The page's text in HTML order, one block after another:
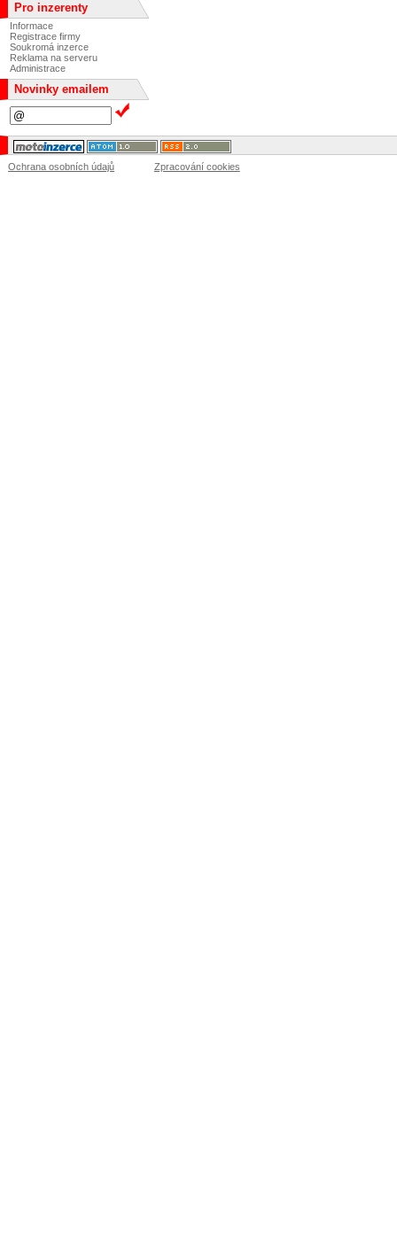
Pro inzerenty
Informace
Registrace firmy
Soukromá inzerce
Reklama na serveru
Administrace
Novinky emailem
Ochrana osobních údajů Zpracování cookies